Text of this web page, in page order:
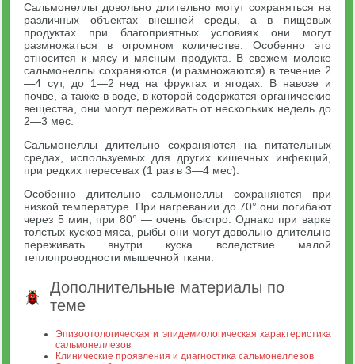
Сальмонеллы довольно длительно могут сохраняться на
различных объектах внешней среды, а в пищевых
продуктах при благоприятных условиях они могут
размножаться в огромном количестве. Особенно это
относится к мясу и мясным продукта. В свежем молоке
сальмонеллы сохраняются (и размножаются) в течение 2
—4 сут, до 1—2 нед на фруктах и ягодах. В навозе и
почве, а также в воде, в которой содержатся органические
вещества, они могут переживать от нескольких недель до
2—3 мес.
Сальмонеллы длительно сохраняются на питательных
средах, используемых для других кишечных инфекций,
при редких пересевах (1 раз в 3—4 мес).
Особенно длительно сальмонеллы сохраняются при
низкой температуре. При нагревании до 70° они погибают
через 5 мин, при 80° — очень быстро. Однако при варке
толстых кусков мяса, рыбы они могут довольно длительно
переживать внутри куска вследствие малой
теплопроводности мышечной ткани.
Дополнительные материалы по
теме
Эпизоотологическая и эпидемиологическая характеристика
сальмонеллезов
Клинические проявления и диагностика сальмонеллезов